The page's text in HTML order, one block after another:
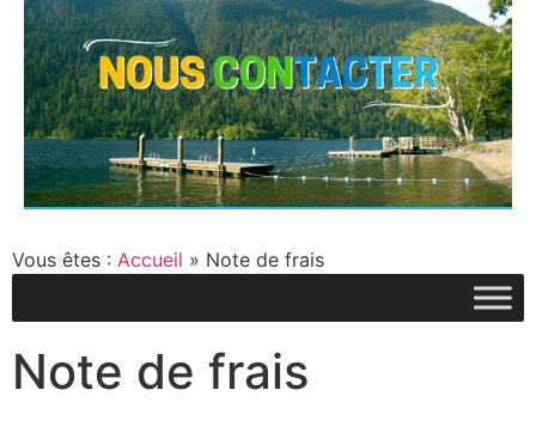
Vous êtes : Accueil » Note de frais
Note de frais